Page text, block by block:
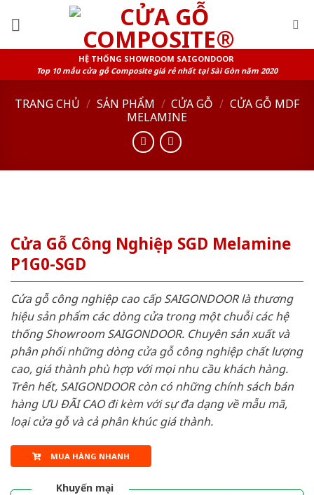
HỆ THỐNG SHOWROOM SAIGONDOOR
Top 10 mẫu cửa gỗ Composite giá rẻ nhất tại Sài Gòn năm 2020
TRANG CHỦ / SẢN PHẨM / CỬA GỖ / CỬA GỖ MDF
MELAMINE
Cửa Gỗ Công Nghiệp SGD Melamine
P1G0-SGD
Cửa gỗ công nghiệp cao cấp SAIGONDOOR là thương
hiệu sản phẩm các dòng cửa trong một chuỗi các hệ
thống Showroom SAIGONDOOR. Chuyên sản xuất và
phân phối những dòng cửa gỗ công nghiệp chất lượng
cao, giá thành phù hợp với mọi nhu cầu khách hàng.
Trên hết, SAIGONDOOR còn có những chính sách bán
hàng ƯU ĐÃI CAO đi kèm với sự đa dạng về mẫu mã,
loại cửa gỗ và cả phân khúc giá thành.
MUA HÀNG NHANH
Khuyến mại